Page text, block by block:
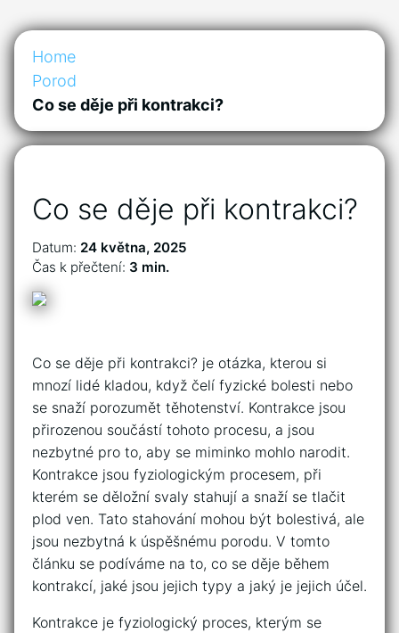
Home
Porod
Co se děje při kontrakci?
Co se děje při kontrakci?
Datum: 24 května, 2025
Čas k přečtení: 3 min.
Co se děje při kontrakci? je otázka, kterou si
mnozí lidé kladou, když čelí fyzické bolesti nebo
se snaží porozumět těhotenství. Kontrakce jsou
přirozenou součástí tohoto procesu, a jsou
nezbytné pro to, aby se miminko mohlo narodit.
Kontrakce jsou fyziologickým procesem, při
kterém se děložní svaly stahují a snaží se tlačit
plod ven. Tato stahování mohou být bolestivá, ale
jsou nezbytná k úspěšnému porodu. V tomto
článku se podíváme na to, co se děje během
kontrakcí, jaké jsou jejich typy a jaký je jejich účel.
Kontrakce je fyziologický proces, kterým se